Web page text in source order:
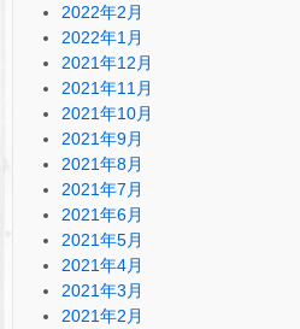
2022年2月
2022年1月
2021年12月
2021年11月
2021年10月
2021年9月
2021年8月
2021年7月
2021年6月
2021年5月
2021年4月
2021年3月
2021年2月